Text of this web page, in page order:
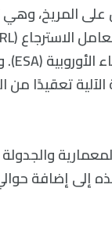
على المريخ،
تعقيدًا من
والجدولة